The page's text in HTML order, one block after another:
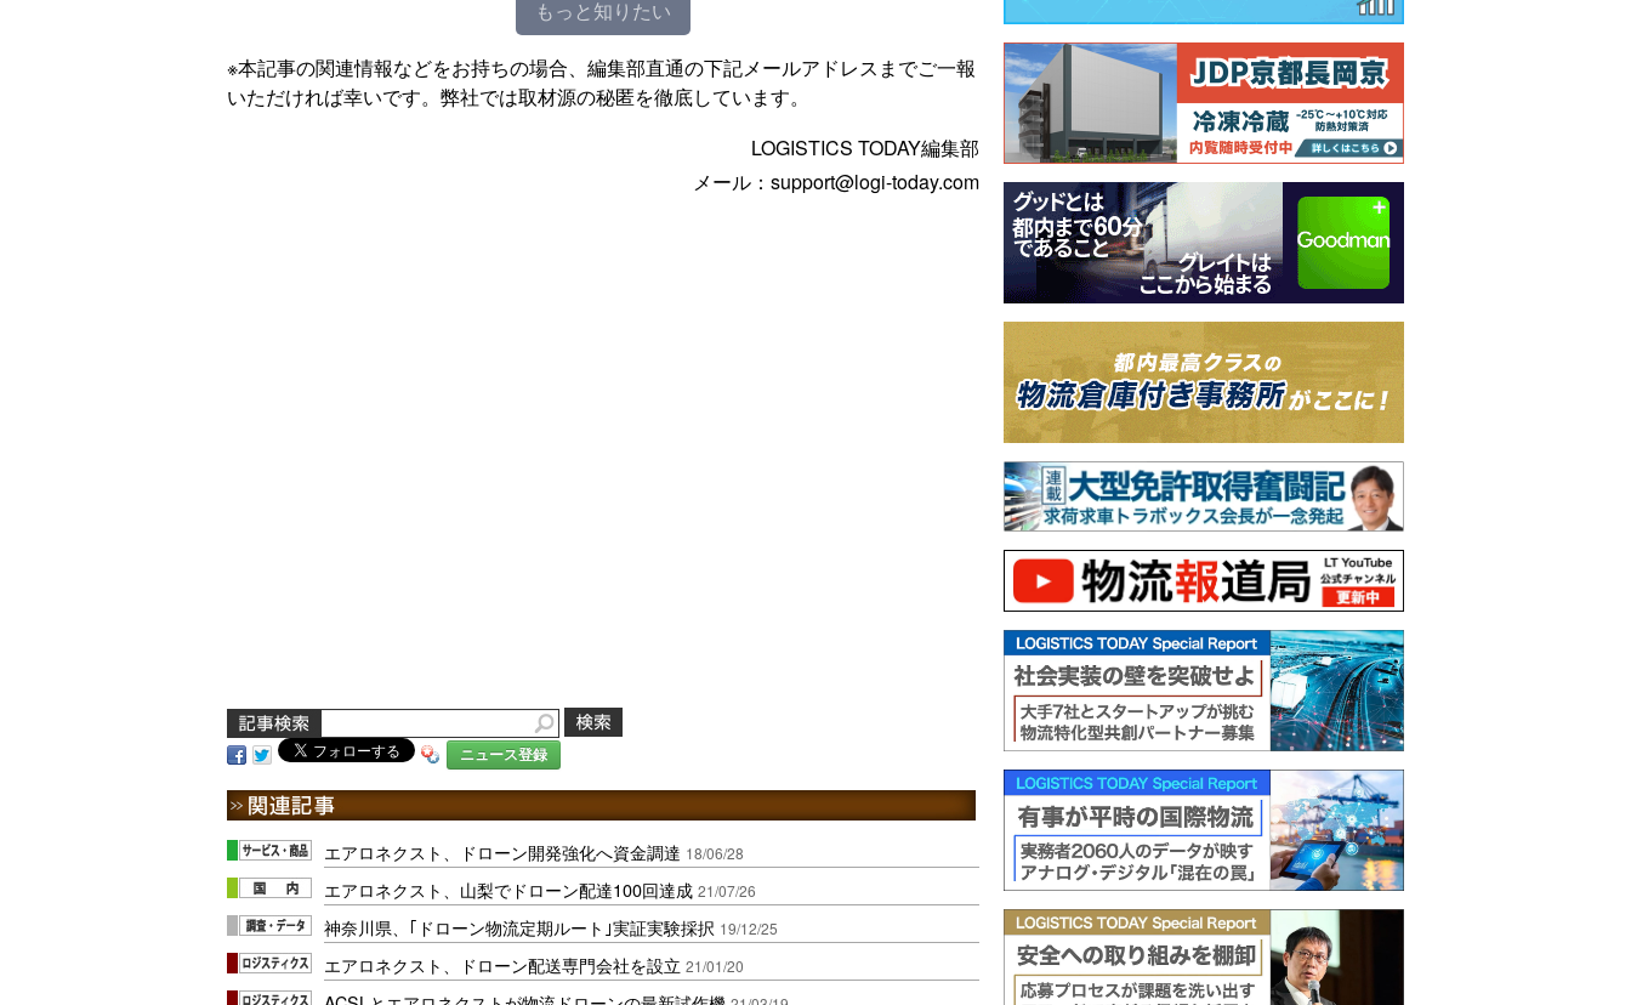
もっと知りたい
※本記事の関連情報などをお持ちの場合、編集部直通の下記メールアドレスまでご一報
いただければ幸いです。弊社では取材源の秘匿を徹底しています。
LOGISTICS TODAY編集部
メール：support@logi-today.com
ニュース登録
エアロネクスト、ドローン開発強化へ資金調達 18/06/28
エアロネクスト、山梨でドローン配達100回達成 21/07/26
神奈川県、｢ドローン物流定期ルート｣実証実験採択 19/12/25
エアロネクスト、ドローン配送専門会社を設立 21/01/20